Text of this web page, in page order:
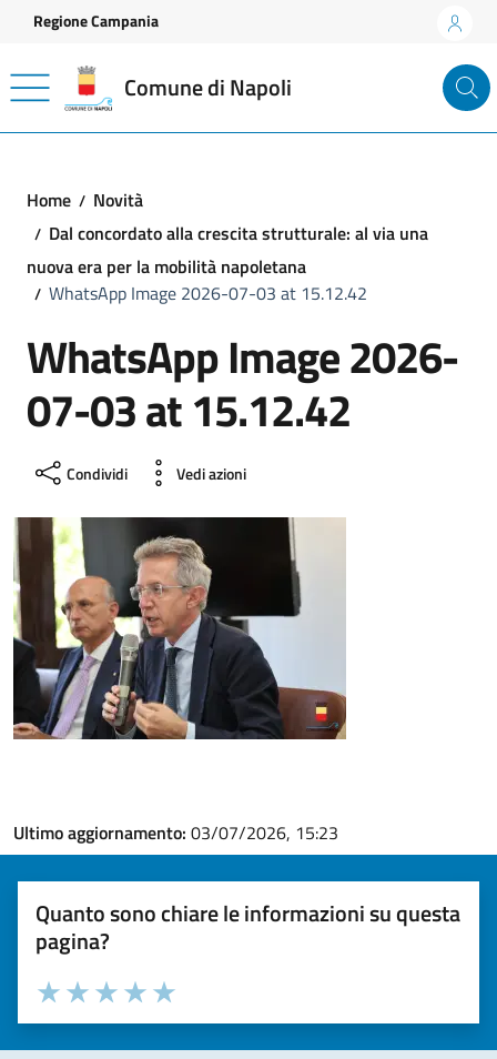
Vai ai contenuti
Vai al footer
Regione Campania
Comune di Napoli
Home
Novità
Dal concordato alla crescita strutturale: al via una
nuova era per la mobilità napoletana
WhatsApp Image 2026-07-03 at 15.12.42
WhatsApp Image 2026-
07-03 at 15.12.42
Condividi Vedi azioni
Ultimo aggiornamento: 03/07/2026, 15:23
Quanto sono chiare le informazioni su questa
pagina?
Valuta la chiarezza delle informazioni (da 1 a 5 stelle)
Seleziona il numero di stelle per valutare la chiarezza delle
Valuta 5 stelle su 5
Valuta 4 stelle su 5
Valuta 3 stelle su 5
Valuta 2 stelle su 5
Valuta 1 stelle su 5